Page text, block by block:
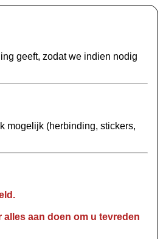
geeft, zodat we indien nodig
mogelijk (herbinding, stickers,
aan doen om u tevreden